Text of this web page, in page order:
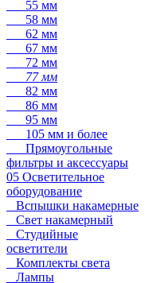
55 мм
58 мм
62 мм
67 мм
72 мм
77 мм
82 мм
86 мм
95 мм
105 мм и более
Прямоугольные
фильтры и аксессуары
05 Осветительное
оборудование
Вспышки накамерные
Свет накамерный
Студийные
осветители
Комплекты света
Лампы